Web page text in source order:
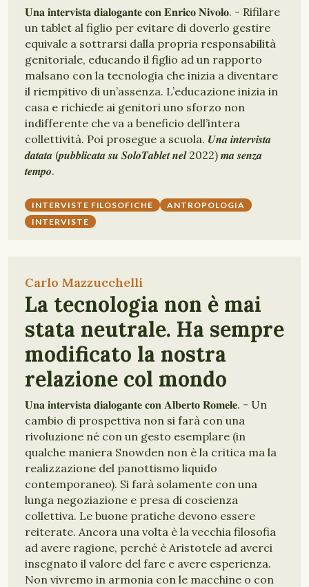
𝐔𝐧𝐚 𝐢𝐧𝐭𝐞𝐫𝐯𝐢𝐬𝐭𝐚 𝐝𝐢𝐚𝐥𝐨𝐠𝐚𝐧𝐭𝐞 𝐜𝐨𝐧 𝐄𝐧𝐫𝐢𝐜𝐨 𝐍𝐢𝐯𝐨𝐥𝐨. - Rifilare
un tablet al figlio per evitare di doverlo gestire
equivale a sottrarsi dalla propria responsabilità
genitoriale, educando il figlio ad un rapporto
malsano con la tecnologia che inizia a diventare
il riempitivo di un’assenza. L’educazione inizia in
casa e richiede ai genitori uno sforzo non
indifferente che va a beneficio dell’intera
collettività. Poi prosegue a scuola. 𝑼𝒏𝒂 𝒊𝒏𝒕𝒆𝒓𝒗𝒊𝒔𝒕𝒂
𝒅𝒂𝒕𝒂𝒕𝒂 (𝒑𝒖𝒃𝒃𝒍𝒊𝒄𝒂𝒕𝒂 𝒔𝒖 𝑺𝒐𝒍𝒐𝑻𝒂𝒃𝒍𝒆𝒕 𝒏𝒆𝒍 2022) 𝒎𝒂 𝒔𝒆𝒏𝒛𝒂
𝒕𝒆𝒎𝒑𝒐.
INTERVISTE FILOSOFICHE
ANTROPOLOGIA
INTERVISTE
Carlo Mazzucchelli
La tecnologia non è mai
stata neutrale. Ha sempre
modificato la nostra
relazione col mondo
𝐔𝐧𝐚 𝐢𝐧𝐭𝐞𝐫𝐯𝐢𝐬𝐭𝐚 𝐝𝐢𝐚𝐥𝐨𝐠𝐚𝐧𝐭𝐞 𝐜𝐨𝐧 𝐀𝐥𝐛𝐞𝐫𝐭𝐨 𝐑𝐨𝐦𝐞𝐥𝐞. - Un
cambio di prospettiva non si farà con una
rivoluzione né con un gesto esemplare (in
qualche maniera Snowden non è la critica ma la
realizzazione del panottismo liquido
contemporaneo). Si farà solamente con una
lunga negoziazione e presa di coscienza
collettiva. Le buone pratiche devono essere
reiterate. Ancora una volta è la vecchia filosofia
ad avere ragione, perché è Aristotele ad averci
insegnato il valore del fare e avere esperienza.
Non vivremo in armonia con le macchine o con